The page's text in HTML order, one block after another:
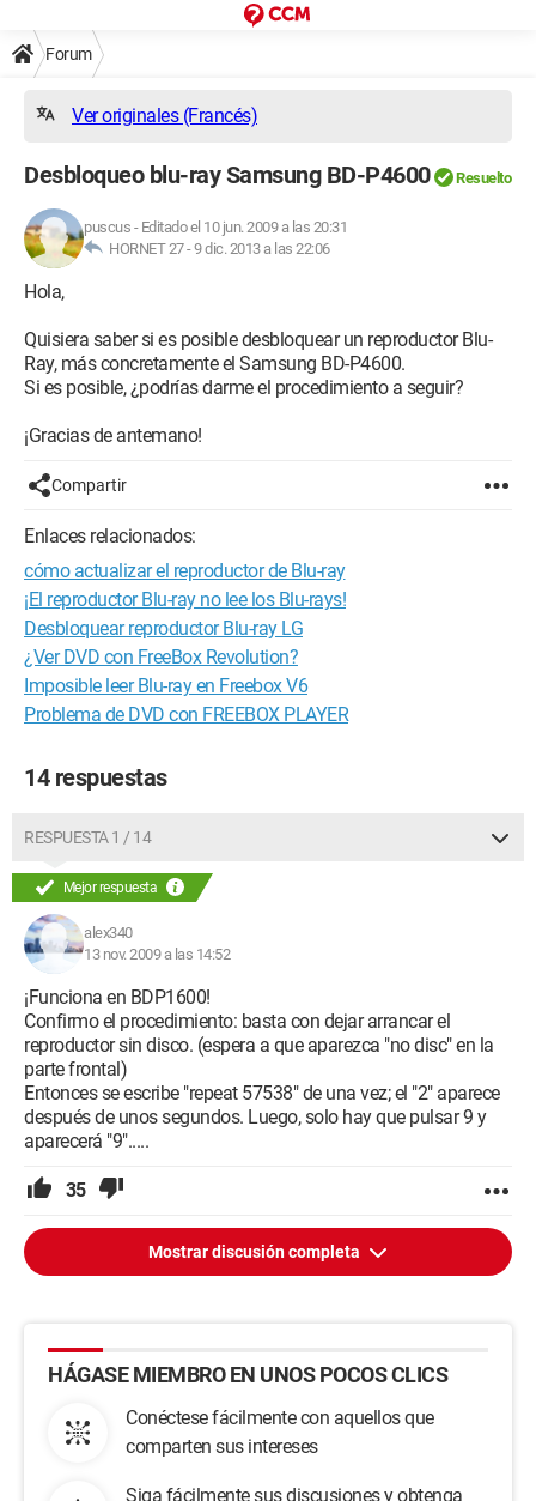
Forum
Ver originales (Francés)
Desbloqueo blu-ray Samsung BD-P4600 Resuelto
puscus - Editado el 10 jun. 2009 a las 20:31
HORNET 27 -9 dic. 2013 a las 22:06
Hola,
Quisiera saber si es posible desbloquear un reproductor Blu-
Ray, más concretamente el Samsung BD-P4600.
Si es posible, ¿podrías darme el procedimiento a seguir?
¡Gracias de antemano!
Compartir
Enlaces relacionados:
cómo actualizar el reproductor de Blu-ray
¡El reproductor Blu-ray no lee los Blu-rays!
Desbloquear reproductor Blu-ray LG
¿Ver DVD con FreeBox Revolution?
Imposible leer Blu-ray en Freebox V6
Problema de DVD con FREEBOX PLAYER
14 respuestas
RESPUESTA 1 / 14
Mejor respuesta
alex340
13 nov. 2009 a las 14:52
¡Funciona en BDP1600!
Confirmo el procedimiento: basta con dejar arrancar el
reproductor sin disco. (espera a que aparezca "no disc" en la
parte frontal)
Entonces se escribe "repeat 57538" de una vez; el "2" aparece
después de unos segundos. Luego, solo hay que pulsar 9 y
aparecerá "9".....
35
Mostrar discusión completa
HÁGASE MIEMBRO EN UNOS POCOS CLICS
Conéctese fácilmente con aquellos que
comparten sus intereses
Siga fácilmente sus discusiones y obtenga